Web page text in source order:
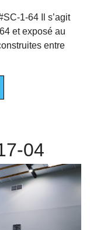
1-64 Il s’agit
et exposé au
entre
04